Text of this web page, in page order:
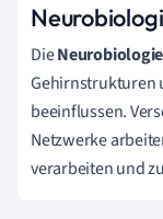
Die
Gehirnstrukturen
beeinflussen.
Netzwerke
verarbeiten und